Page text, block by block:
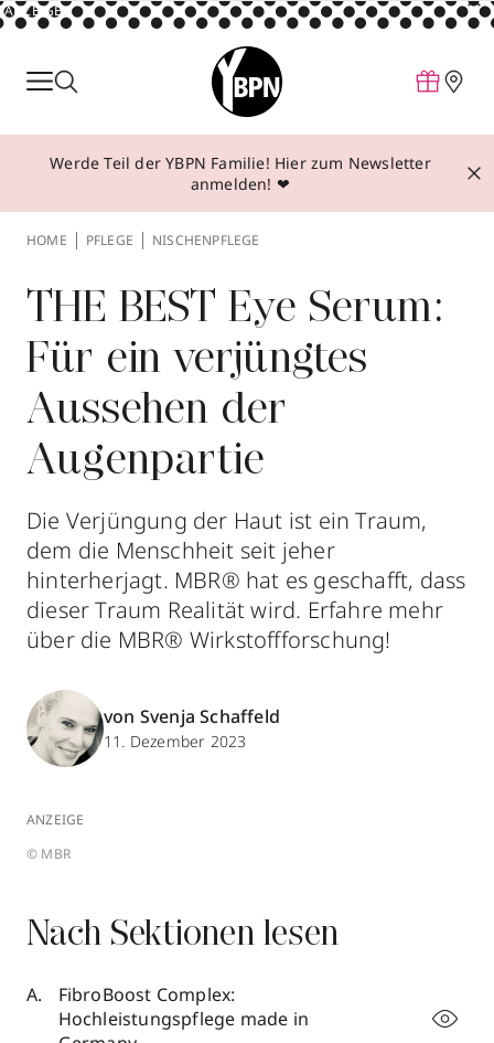
ANZEIGE
Parfum
Make-up
Behandlungen
Über YBPN
Aktionen
Storefinder
Werde Teil der YBPN Familie! Hier zum Newsletter
anmelden! ❤
HOME PFLEGE NISCHENPFLEGE
THE BEST Eye Serum:
Für ein verjüngtes
Aussehen der
Augenpartie
Die Verjüngung der Haut ist ein Traum,
dem die Menschheit seit jeher
hinterherjagt. MBR® hat es geschafft, dass
dieser Traum Realität wird. Erfahre mehr
über die MBR® Wirkstoffforschung!
von Svenja Schaffeld
11. Dezember 2023
ANZEIGE
© MBR
Nach Sektionen lesen
FibroBoost Complex:
Hochleistungspflege made in